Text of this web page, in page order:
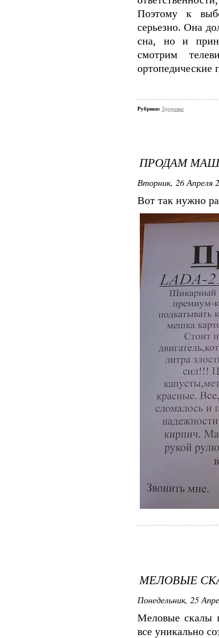
Поэтому к
серьезно. Она
сна, но и
смотрим
ортопедические
Рубрики: Здоровье
ПРОДАМ
Вторник, 26 Апреля
Вот так нужно
МЕЛОВЫЕ
Понедельник, 25
Меловые скалы
все уникально